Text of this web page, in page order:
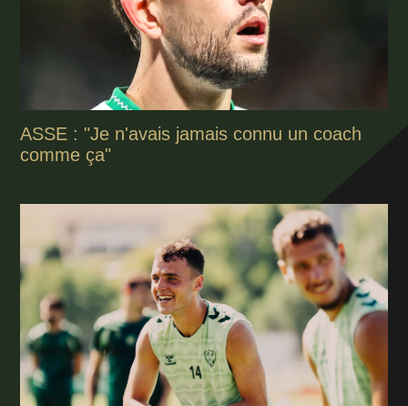
ASSE : "Je n'avais jamais connu un coach
comme ça"